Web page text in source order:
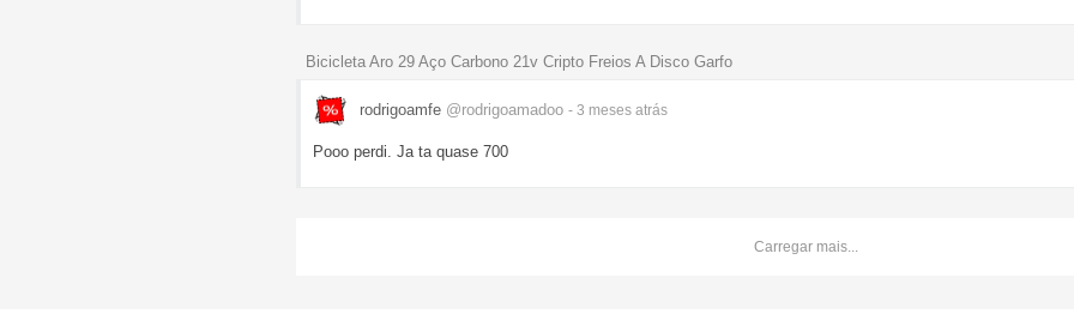
Bicicleta Aro 29 Aço Carbono 21v Cripto Freios A Disco Garfo
rodrigoamfe @rodrigoamadoo - 3 meses atrás
Pooo perdi. Ja ta quase 700
Carregar mais...